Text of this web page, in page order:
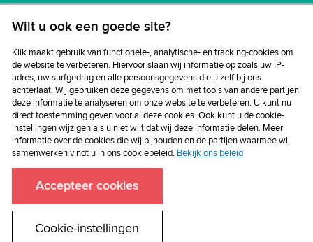
Cookiebeleid
Privacybeleid
Disclaimer
Wilt u ook een goede site?
Klik maakt gebruik van functionele-, analytische- en tracking-cookies om
de website te verbeteren. Hiervoor slaan wij informatie op zoals uw IP-
adres, uw surfgedrag en alle persoonsgegevens die u zelf bij ons
achterlaat. Wij gebruiken deze gegevens om met tools van andere partijen
deze informatie te analyseren om onze website te verbeteren. U kunt nu
direct toestemming geven voor al deze cookies. Ook kunt u de cookie-
instellingen wijzigen als u niet wilt dat wij deze informatie delen. Meer
informatie over de cookies die wij bijhouden en de partijen waarmee wij
samenwerken vindt u in ons cookiebeleid. Bekijk ons beleid
Accepteer cookies
Cookie-instellingen